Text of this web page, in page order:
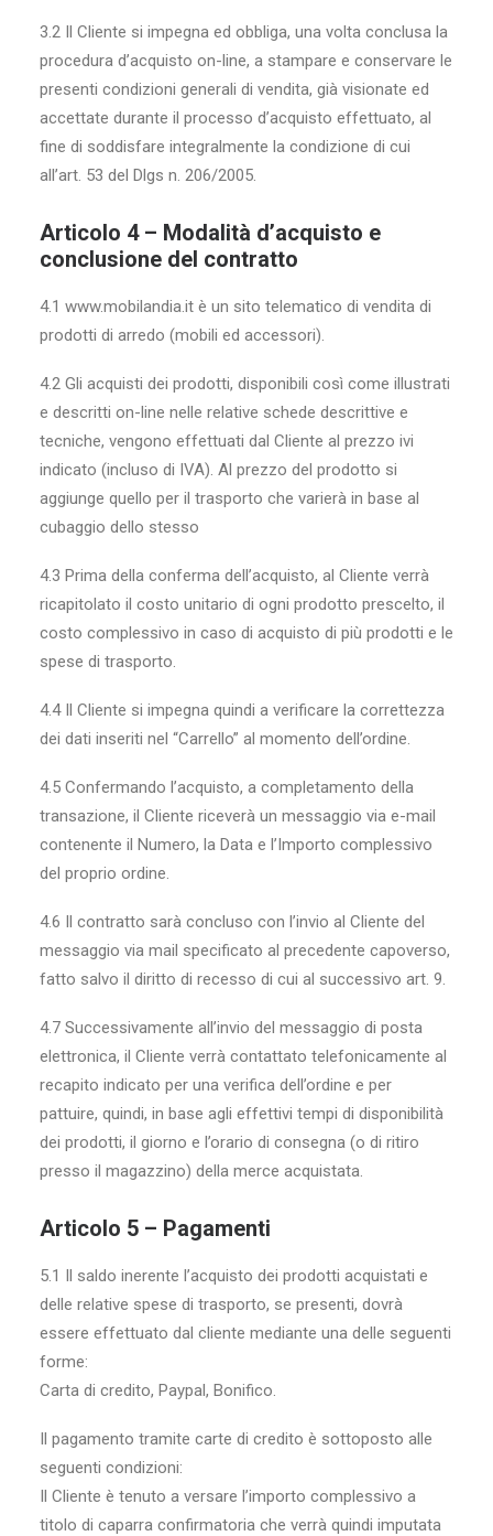
3.2 Il Cliente si impegna ed obbliga, una volta conclusa la
procedura d’acquisto on-line, a stampare e conservare le
presenti condizioni generali di vendita, già visionate ed
accettate durante il processo d’acquisto effettuato, al
fine di soddisfare integralmente la condizione di cui
all’art. 53 del Dlgs n. 206/2005.
Articolo 4 – Modalità d’acquisto e
conclusione del contratto
4.1 www.mobilandia.it è un sito telematico di vendita di
prodotti di arredo (mobili ed accessori).
4.2 Gli acquisti dei prodotti, disponibili così come illustrati
e descritti on-line nelle relative schede descrittive e
tecniche, vengono effettuati dal Cliente al prezzo ivi
indicato (incluso di IVA). Al prezzo del prodotto si
aggiunge quello per il trasporto che varierà in base al
cubaggio dello stesso
4.3 Prima della conferma dell’acquisto, al Cliente verrà
ricapitolato il costo unitario di ogni prodotto prescelto, il
costo complessivo in caso di acquisto di più prodotti e le
spese di trasporto.
4.4 Il Cliente si impegna quindi a verificare la correttezza
dei dati inseriti nel “Carrello” al momento dell’ordine.
4.5 Confermando l’acquisto, a completamento della
transazione, il Cliente riceverà un messaggio via e-mail
contenente il Numero, la Data e l’Importo complessivo
del proprio ordine.
4.6 Il contratto sarà concluso con l’invio al Cliente del
messaggio via mail specificato al precedente capoverso,
fatto salvo il diritto di recesso di cui al successivo art. 9.
4.7 Successivamente all’invio del messaggio di posta
elettronica, il Cliente verrà contattato telefonicamente al
recapito indicato per una verifica dell’ordine e per
pattuire, quindi, in base agli effettivi tempi di disponibilità
dei prodotti, il giorno e l’orario di consegna (o di ritiro
presso il magazzino) della merce acquistata.
Articolo 5 – Pagamenti
5.1 Il saldo inerente l’acquisto dei prodotti acquistati e
delle relative spese di trasporto, se presenti, dovrà
essere effettuato dal cliente mediante una delle seguenti
forme:
Carta di credito, Paypal, Bonifico.
Il pagamento tramite carte di credito è sottoposto alle
seguenti condizioni:
Il Cliente è tenuto a versare l’importo complessivo a
titolo di caparra confirmatoria che verrà quindi imputata